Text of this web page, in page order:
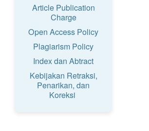
Article Publication
Charge
Open Access Policy
Plagiarism Policy
Index dan Abtract
Kebijakan Retraksi,
Penarikan, dan
Koreksi